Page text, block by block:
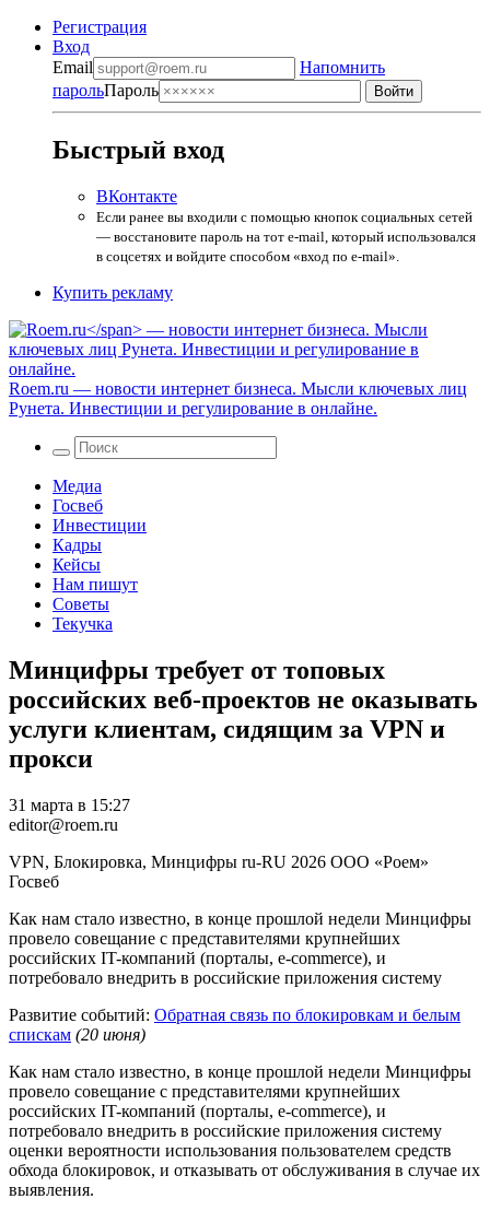
Регистрация
Вход
Email
Напомнить
парольПароль
Быстрый вход
ВКонтакте
Если ранее вы входили с помощью кнопок социальных сетей
— восстановите пароль на тот e-mail, который использовался
в соцсетях и войдите способом «вход по e-mail».
Купить рекламу
Roem.ru — новости интернет бизнеса. Мысли ключевых лиц
Рунета. Инвестиции и регулирование в онлайне.
Медиа
Госвеб
Инвестиции
Кадры
Кейсы
Нам пишут
Советы
Текучка
Минцифры требует от топовых
российских веб-проектов не оказывать
услуги клиентам, сидящим за VPN и
прокси
31 марта в 15:27
editor@roem.ru
VPN, Блокировка, Минцифры ru-RU 2026 ООО «Роем»
Госвеб
Как нам стало известно, в конце прошлой недели Минцифры
провело совещание с представителями крупнейших
российских IT-компаний (порталы, e-commerce), и
потребовало внедрить в российские приложения систему
Развитие событий: Обратная связь по блокировкам и белым
спискам (20 июня)
Как нам стало известно, в конце прошлой недели Минцифры
провело совещание с представителями крупнейших
российских IT-компаний (порталы, e-commerce), и
потребовало внедрить в российские приложения систему
оценки вероятности использования пользователем средств
обхода блокировок, и отказывать от обслуживания в случае их
выявления.